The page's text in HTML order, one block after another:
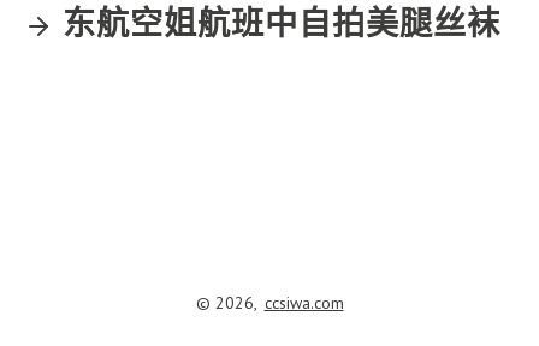
东航空姐航班中自拍美腿丝袜
© 2026, ccsiwa.com